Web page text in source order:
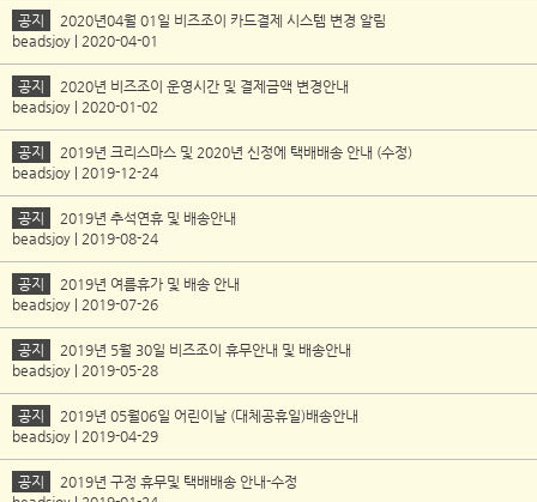
공지
2020년04월 01일 비즈조이 카드결제 시스템 변경 알림
beadsjoy | 2020-04-01
공지
2020년 비즈조이 운영시간 및 결제금액 변경안내
beadsjoy | 2020-01-02
공지
2019년 크리스마스 및 2020년 신정에 택배배송 안내 (수정)
beadsjoy | 2019-12-24
공지
2019년 추석연휴 및 배송안내
beadsjoy | 2019-08-24
공지
2019년 여름휴가 및 배송 안내
beadsjoy | 2019-07-26
공지
2019년 5월 30일 비즈조이 휴무안내 및 배송안내
beadsjoy | 2019-05-28
공지
2019년 05월06일 어린이날 (대체공휴일)배송안내
beadsjoy | 2019-04-29
공지
2019년 구정 휴무및 택배배송 안내-수정